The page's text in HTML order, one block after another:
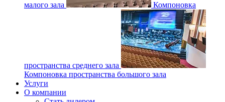
малого зала Компоновка
пространства среднего зала
Компоновка пространства большого зала
Услуги
О компании